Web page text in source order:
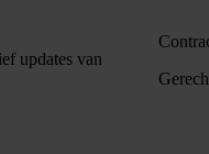
updates van